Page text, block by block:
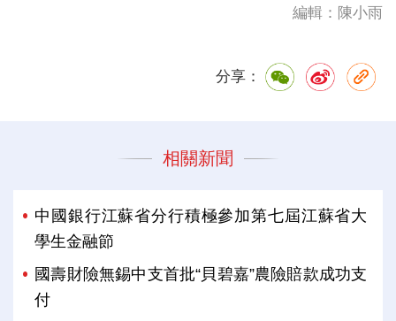
編輯：陳小雨
分享：
相關新聞
中國銀行江蘇省分行積極參加第七屆江蘇省大
學生金融節
國壽財險無錫中支首批“貝碧嘉”農險賠款成功支
付